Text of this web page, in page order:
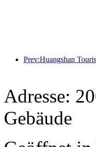
Adresse:
Gebäude